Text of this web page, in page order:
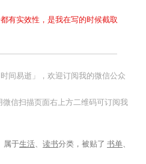
有实效性，是我在写的时候截取
间易逝」，欢迎订阅我的微信公众
信扫描页面右上方二维码可订阅我
属于生活、 读书分类，被贴了 书单、